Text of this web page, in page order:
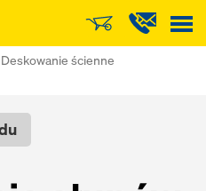
Deskowanie ścienne